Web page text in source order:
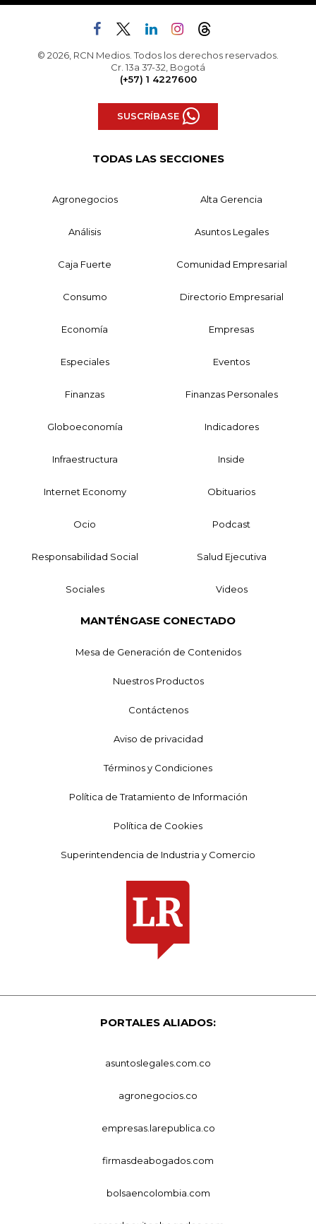
© 2026, RCN Medios. Todos los derechos reservados.
Cr. 13a 37-32, Bogotá
(+57) 1 4227600
SUSCRÍBASE
TODAS LAS SECCIONES
Agronegocios Alta Gerencia
Análisis Asuntos Legales
Caja Fuerte Comunidad Empresarial
Consumo Directorio Empresarial
Economía Empresas
Especiales Eventos
Finanzas Finanzas Personales
Globoeconomía Indicadores
Infraestructura Inside
Internet Economy Obituarios
Ocio Podcast
Responsabilidad Social Salud Ejecutiva
Sociales Videos
MANTÉNGASE CONECTADO
Mesa de Generación de Contenidos
Nuestros Productos
Contáctenos
Aviso de privacidad
Términos y Condiciones
Política de Tratamiento de Información
Política de Cookies
Superintendencia de Industria y Comercio
PORTALES ALIADOS:
asuntoslegales.com.co
agronegocios.co
empresas.larepublica.co
firmasdeabogados.com
bolsaencolombia.com